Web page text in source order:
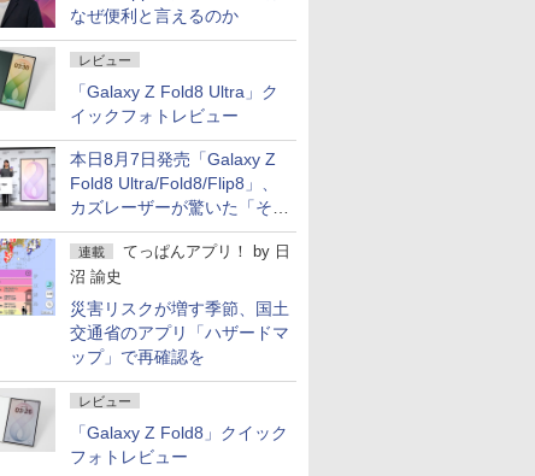
なぜ便利と言えるのか
レビュー
「Galaxy Z Fold8 Ultra」ク
イックフォトレビュー
本日8月7日発売「Galaxy Z
Fold8 Ultra/Fold8/Flip8」、
カズレーザーが驚いた「そば
屋のメニュー並みの薄さ」
連載 てっぱんアプリ！ by 日
沼 諭史
災害リスクが増す季節、国土
交通省のアプリ「ハザードマ
ップ」で再確認を
レビュー
「Galaxy Z Fold8」クイック
フォトレビュー